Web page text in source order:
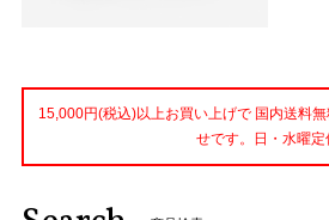
15,000円(税込)以上お買い上げで 国内送料
せです。日・水曜定